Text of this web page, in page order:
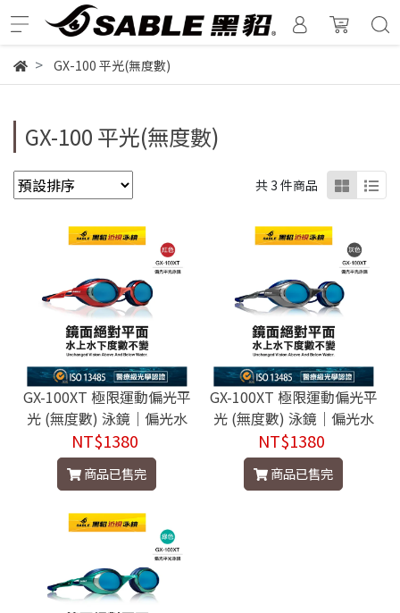
GX-100 平光(無度數)
GX-100 平光(無度數)
共 3 件商品
GX-100XT 極限運動偏光平
光 (無度數) 泳鏡｜偏光水
精藍膜鏡片 - C6紅
NT$1380
商品已售完
GX-100XT 極限運動偏光平
光 (無度數) 泳鏡｜偏光水
精藍膜鏡片 - C2灰
NT$1380
商品已售完